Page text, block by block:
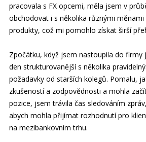
pracovala s FX opcemi, měla jsem v
obchodovat i s několika různými měnami
produkty, což mi pomohlo získat širší
Zpočátku, když jsem nastoupila do firmy
den strukturovanější s několika
požadavky od starších kolegů. Pomalu,
zkušeností a zodpovědnosti a mohla
pozice, jsem trávila čas sledováním
abych mohla přijímat rozhodnutí pro
na mezibankovním trhu.